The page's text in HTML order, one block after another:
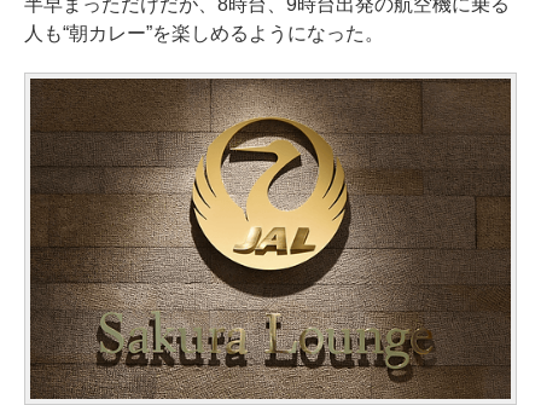
人も“朝カレー”を楽しめるようになった。